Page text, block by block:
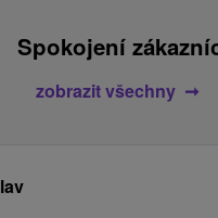
Spokojení
zobrazit všechny